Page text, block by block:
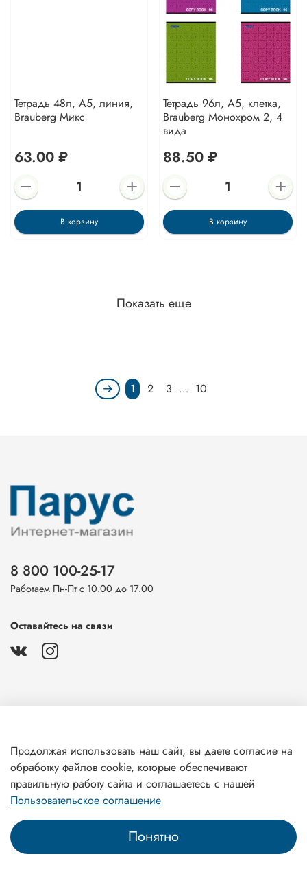
Тетрадь 48л, А5, линия,
Brauberg Микс
63.00 ₽
В корзину
Тетрадь 96л, А5, клетка,
Brauberg Монохром 2, 4
вида
88.50 ₽
В корзину
Показать еще
1 2 3 … 10
Клиентам
8 800 100-25-17
Работаем Пн-Пт с 10.00 до 17.00
Оставайтесь на связи
Продолжая использовать наш сайт, вы даете согласие на
обработку файлов cookie, которые обеспечивают
правильную работу сайта и соглашаетесь с нашей
Пользовательское соглашение
Понятно